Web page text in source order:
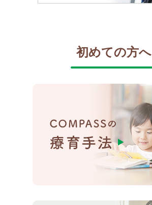
初めての方へ